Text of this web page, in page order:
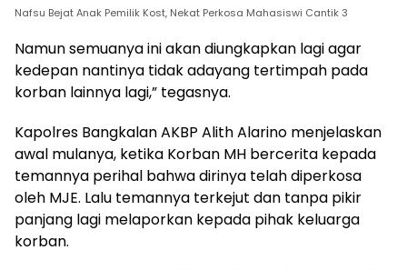
Nafsu Bejat Anak Pemilik Kost, Nekat Perkosa Mahasiswi Cantik 3
Namun semuanya ini akan diungkapkan lagi agar
kedepan nantinya tidak adayang tertimpah pada
korban lainnya lagi,” tegasnya.
Kapolres Bangkalan AKBP Alith Alarino menjelaskan
awal mulanya, ketika Korban MH bercerita kepada
temannya perihal bahwa dirinya telah diperkosa
oleh MJE. Lalu temannya terkejut dan tanpa pikir
panjang lagi melaporkan kepada pihak keluarga
korban.